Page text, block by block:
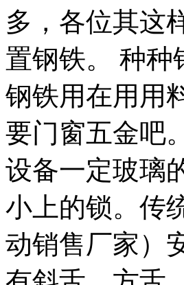
多，各位其这
置钢铁。 种种
钢铁用在用用
要门窗五金吧
设备一定玻璃
小上的锁。传
动销售厂家）